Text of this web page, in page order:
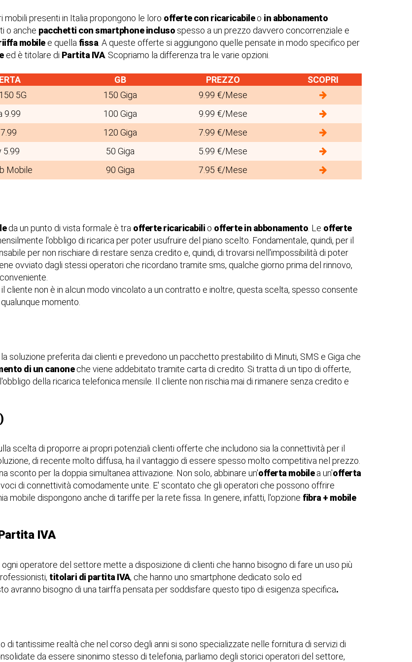
mobili presenti in Italia propongono le loro offerte con ricaricabileo in abbonamento
o anche pacchetti con smartphone incluso spesso a un prezzo davvero concorrenziale e
mobilee quella fissa . A queste offerte si aggiungono quelle pensate in modo specifico per
ed è titolare di Partita IVA. Scopriamo la differenza tra le varie opzioni.
GB PREZZO
SCOPRI
5G
150 Giga
9.99 €/Mese
9.99
100 Giga
9.99 €/Mese
120 Giga
7.99 €/Mese
5.99
50 Giga
5.99 €/Mese
Mobile
90 Giga 7.95 €/Mese
da un punto di vista formale è tra offerte ricaricabili o offerte in abbonamento . Le offerte
l'obbligo di ricarica per poter usufruire del piano scelto. Fondamentale, quindi, per il
per non rischiare di restare senza credito e, quindi, di trovarsi nell'impossibilità di poter
ovviato dagli stessi operatori che ricordano tramite sms, qualche giorno prima del rinnovo,
cliente non è in alcun modo vincolato a un contratto e inoltre, questa scelta, spesso consente
momento.
soluzione preferita dai clienti e prevedono un pacchetto prestabilito di Minuti, SMS e Giga che
di un canoneche viene addebitato tramite carta di credito. Si tratta di un tipo di offerte,
della ricarica telefonica mensile. Il cliente non rischia mai di rimanere senza credito e
scelta di proporre ai propri potenziali clienti offerte che includono sia la connettività per il
di recente molto diffusa, ha il vantaggio di essere spesso molto competitiva nel prezzo.
sconto per la doppia simultanea attivazione. Non solo, abbinare un'offerta mobilea un'offerta
di connettività comodamente unite. E' scontato che gli operatori che possono offrire
mobile dispongono anche di tariffe per la rete fissa. In genere, infatti, l'opzione fibra + mobile
IVA
operatore del settore mette a disposizione di clienti che hanno bisogno di fare un uso più
titolari di partita IVA, che hanno uno smartphone dedicato solo ed
avranno bisogno di una tairffa pensata per soddisfare questo tipo di esigenza specifica.
tantissime realtà che nel corso degli anni si sono specializzate nelle fornitura di servizi di
da essere sinonimo stesso di telefonia, parliamo degli storici operatori del settore,